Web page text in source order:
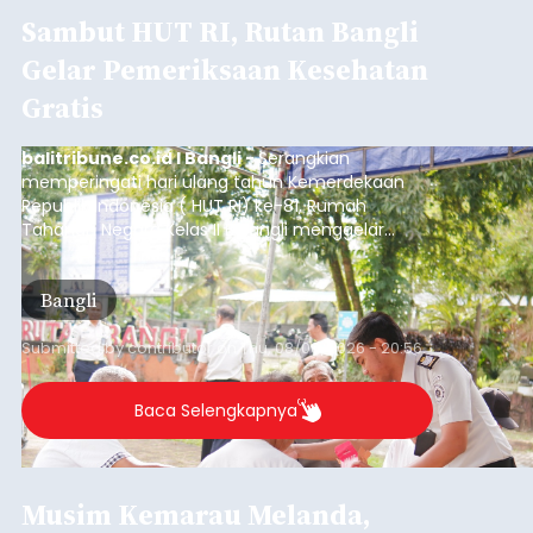
Sambut HUT RI, Rutan Bangli
Gelar Pemeriksaan Kesehatan
Gratis
balitribune.co.id I Bangli -Serangkian
memperingati hari ulang tahun Kemerdekaan
Republik Indonesia ( HUT RI) ke-81, Rumah
Tahanan Negara Kelas II B Bangli menggelar
kegiatan pemeriksaan kesehatan gratis, Rabu
(6/8/2026).
Bangli
Submitted bycontributor Thu, 08/06/2026 - 20:56
Baca Selengkapnya
Musim Kemarau Melanda,